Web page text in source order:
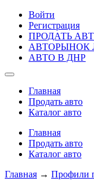
Войти
Регистрация
ПРОДАТЬ
АВТОРЫНОК
АВТО В ДНР
Главная
Продать авто
Каталог авто
Главная
Продать авто
Каталог авто
Главная → Профили